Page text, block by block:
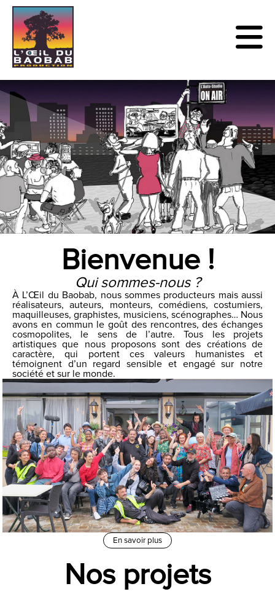
Bienvenue !
Qui sommes-nous ?
À L’Œil du Baobab, nous sommes producteurs mais aussi
réalisateurs, auteurs, monteurs, comédiens, costumiers,
maquilleuses, graphistes, musiciens, scénographes… Nous
avons en commun le goût des rencontres, des échanges
cosmopolites, le sens de l’autre. Tous les projets
artistiques que nous proposons sont des créations de
caractère, qui portent ces valeurs humanistes et
témoignent d’un regard sensible et engagé sur notre
société et sur le monde.
En savoir plus
Nos projets